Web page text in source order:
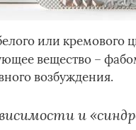
или кремового
вещество –
возбуждения.
и